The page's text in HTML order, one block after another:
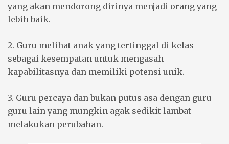
yang akan mendorong dirinya menjadi orang yang
lebih baik.
2. Guru melihat anak yang tertinggal di kelas
sebagai kesempatan untuk mengasah
kapabilitasnya dan memiliki potensi unik.
3. Guru percaya dan bukan putus asa dengan guru-
guru lain yang mungkin agak sedikit lambat
melakukan perubahan.